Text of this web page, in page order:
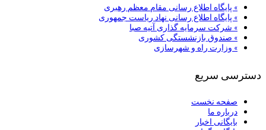
» پایگاه اطلاع رسانی مقام معظم رهبری
» پایگاه اطلاع رسانی نهاد ریاست جمهوری
» شركت سرمایه گذاری آتیه صبا
» صندوق بازنشستگی کشوری
» وزارت راه و شهرسازی
دسترسی سریع
صفحه نخست
درباره ما
بایگانی اخبار